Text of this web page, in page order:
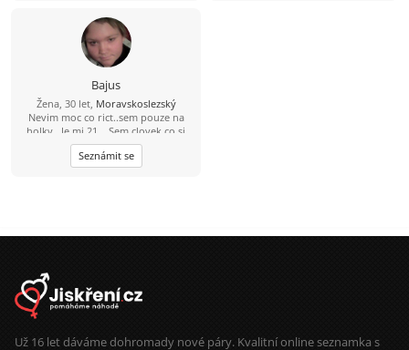
Bajus
Žena, 30 let, Moravskoslezský
Nevim moc co rict..sem pouze na
holky.. Je mi 21 .. Sem clovek co si
rad uziva jak venku v prirode tak na
diskotekach..ale zs vim co je to
zodpovednost..posloucham asi
Seznámit se
Už 16 let dáváme dohromady nové páry. Kvalitní online seznamka s